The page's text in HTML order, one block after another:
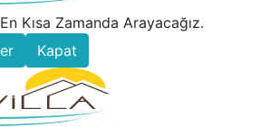
Kısa Zamanda Arayacağız.
Kapat